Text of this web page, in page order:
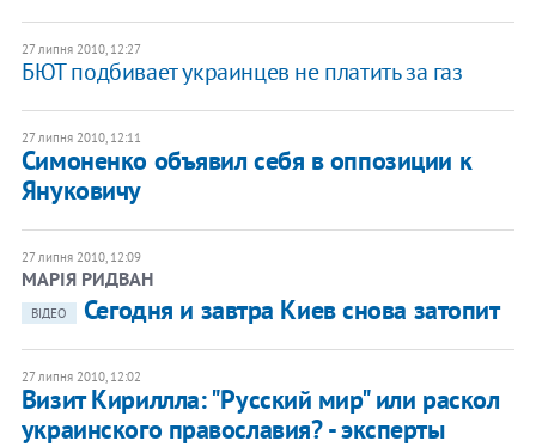
27 липня 2010, 12:27
БЮТ подбивает украинцев не платить за газ
27 липня 2010, 12:11
Симоненко объявил себя в оппозиции к
Януковичу
27 липня 2010, 12:09
МАРІЯ РИДВАН
ВІДЕО Сегодня и завтра Киев снова затопит
27 липня 2010, 12:02
Визит Кириллла: "Русский мир" или раскол
украинского православия? - эксперты